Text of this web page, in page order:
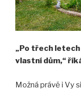
„Po třech
vlastní dům,“
Možná právě i Vy